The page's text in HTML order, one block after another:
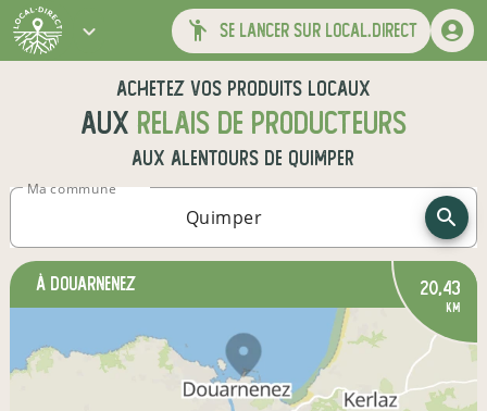
se lancer sur local.direct
Achetez vos produits locaux
aux relais de producteurs
aux alentours de Quimper
Ma commune
à Douarnenez 20,43
km